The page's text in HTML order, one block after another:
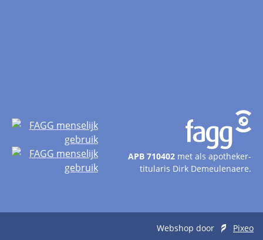
APB 710402met als apotheker-
titularis Dirk Demeulenaere.
Webshop door Pixeo